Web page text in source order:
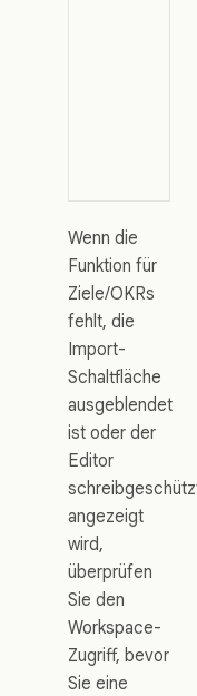
Wenn die
Funktion für
Ziele/OKRs
fehlt, die
Import-
Schaltfläche
ausgeblendet
ist oder der
Editor
angezeigt
wird,
überprüfen
Sie den
Workspace-
Zugriff, bevor
Sie eine